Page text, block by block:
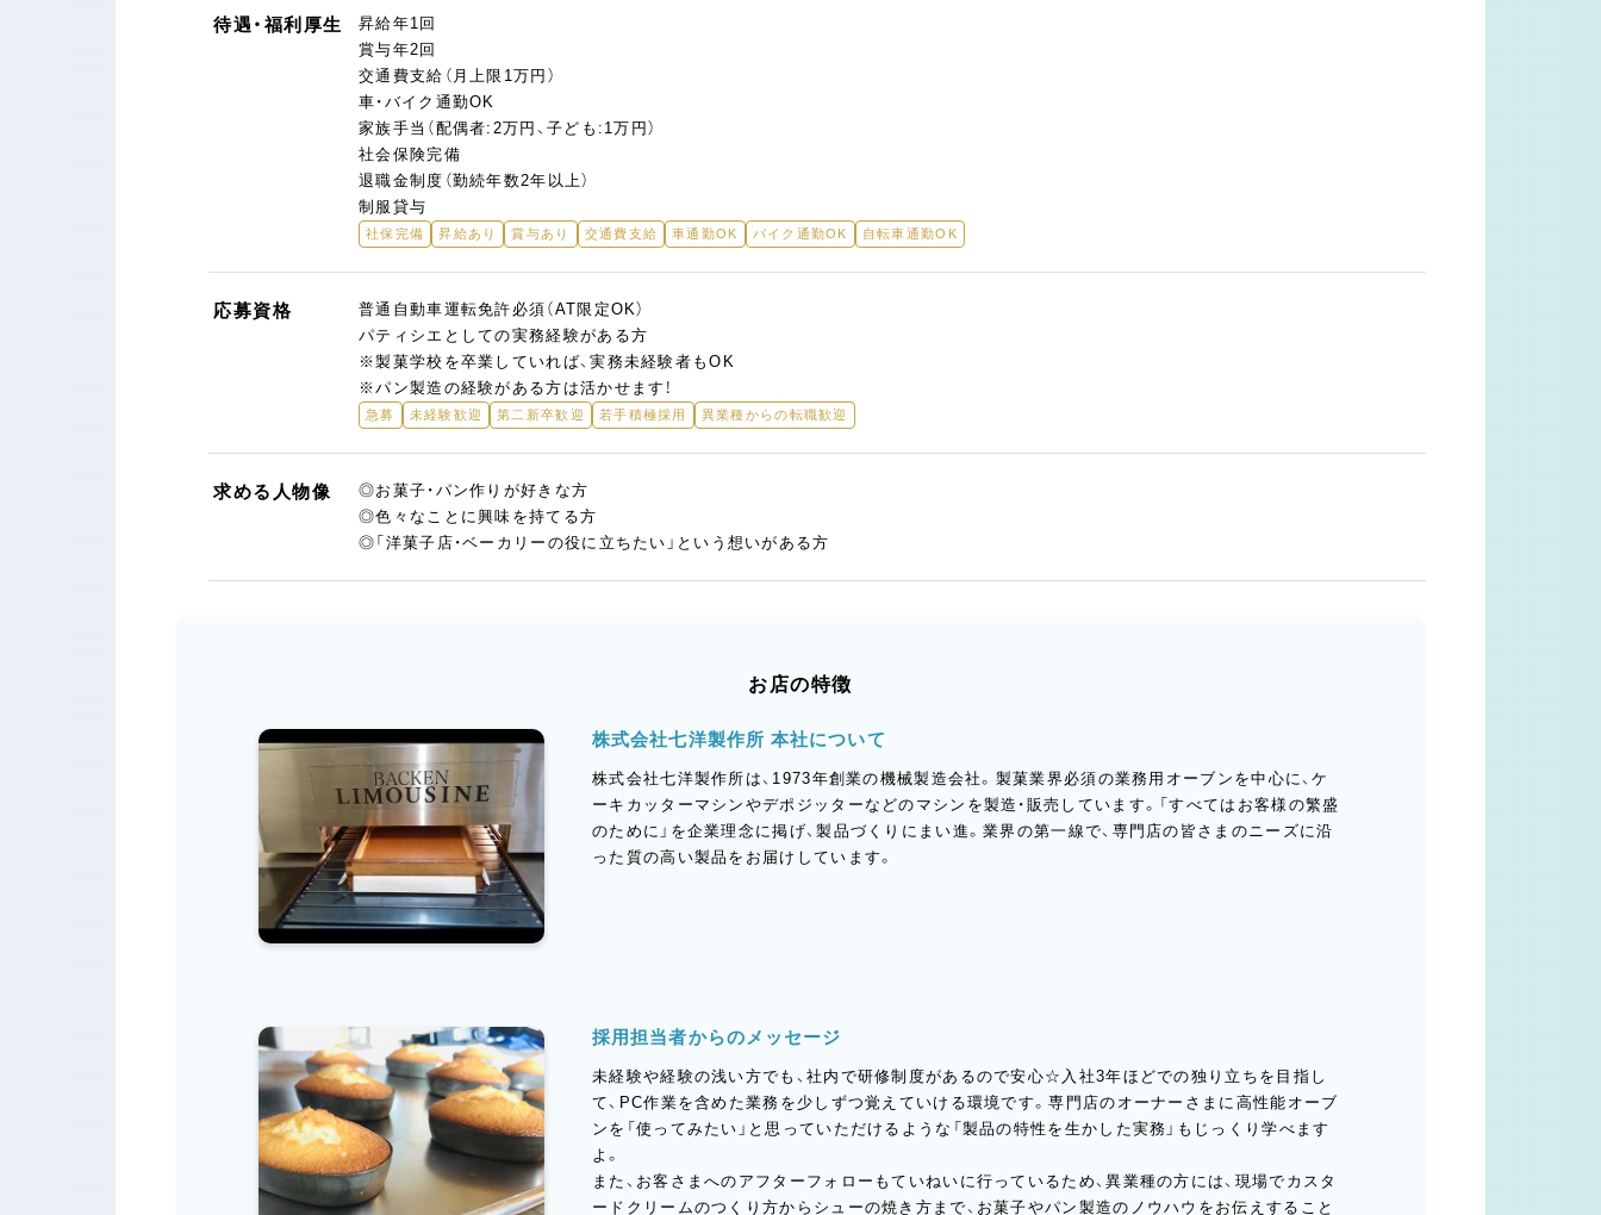
待遇・福利厚生
昇給年1回
賞与年2回
交通費支給（月上限1万円）
車・バイク通勤OK
家族手当（配偶者:2万円、子ども:1万円）
社会保険完備
退職金制度（勤続年数2年以上）
制服貸与
社保完備 昇給あり 賞与あり 交通費支給 車通勤OK バイク通勤OK 自転車通勤OK
応募資格
普通自動車運転免許必須（AT限定OK）
パティシエとしての実務経験がある方
※製菓学校を卒業していれば、実務未経験者もOK
※パン製造の経験がある方は活かせます！
急募 未経験歓迎 第二新卒歓迎 若手積極採用 異業種からの転職歓迎
求める人物像
◎お菓子・パン作りが好きな方
◎色々なことに興味を持てる方
◎「洋菓子店・ベーカリーの役に立ちたい」という想いがある方
お店の特徴
株式会社七洋製作所 本社について
株式会社七洋製作所は、1973年創業の機械製造会社。製菓業界必須の業務用オーブンを中心に、ケ
ーキカッターマシンやデポジッターなどのマシンを製造・販売しています。「すべてはお客様の繁盛
のために」を企業理念に掲げ、製品づくりにまい進。業界の第一線で、専門店の皆さまのニーズに沿
った質の高い製品をお届けしています。
採用担当者からのメッセージ
未経験や経験の浅い方でも、社内で研修制度があるので安心☆入社3年ほどでの独り立ちを目指し
て、PC作業を含めた業務を少しずつ覚えていける環境です。専門店のオーナーさまに高性能オーブ
ンを「使ってみたい」と思っていただけるような「製品の特性を生かした実務」もじっくり学べます
よ。
また、お客さまへのアフターフォローもていねいに行っているため、異業種の方には、現場でカスタ
ードクリームのつくり方からシューの焼き方まで、お菓子やパン製造のノウハウをお伝えすること